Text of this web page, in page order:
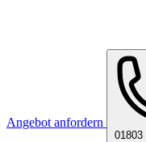
Angebot anfordern
01803